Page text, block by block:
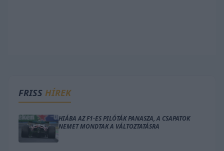
FRISS HÍREK
HIÁBA AZ F1-ES PILÓTÁK PANASZA, A CSAPATOK
NEMET MONDTAK A VÁLTOZTATÁSRA